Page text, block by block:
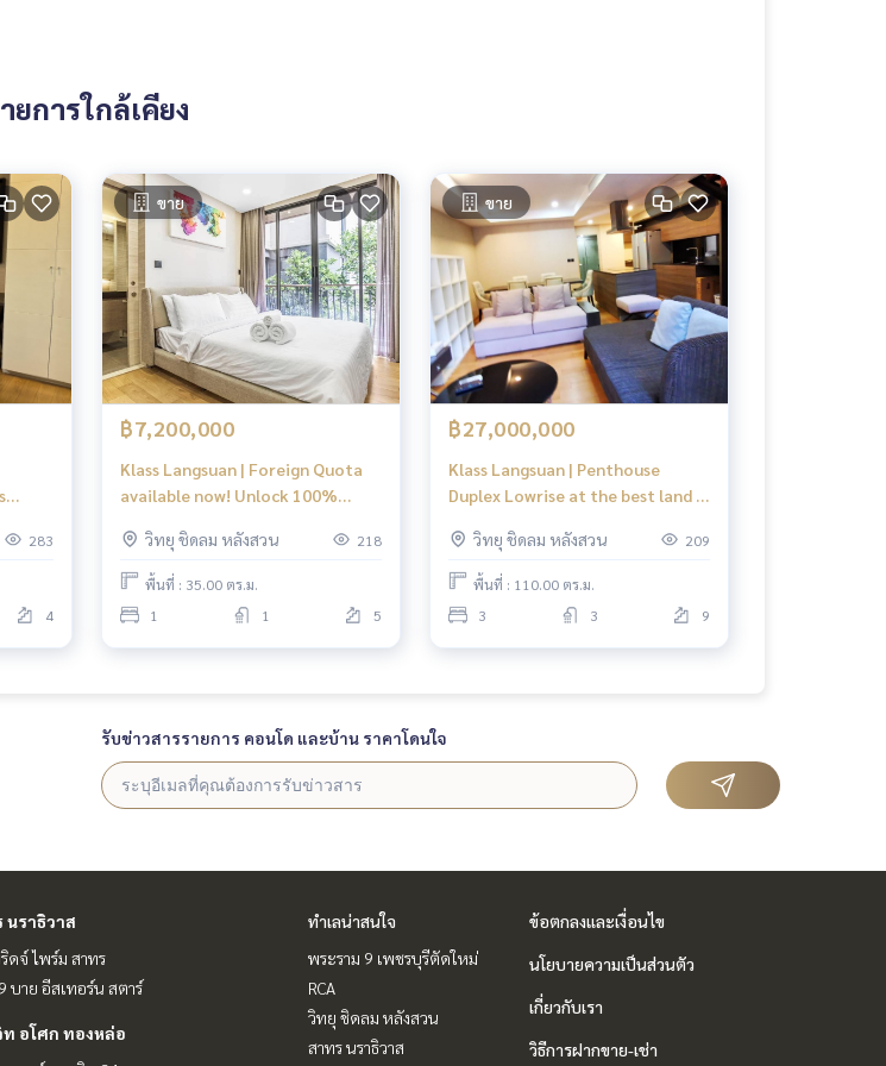
ยการใกล้เคียง
283
4
ขาย
฿7,200,000
Klass Langsuan | Foreign Quota
available now! Unlock 100%
วิทยุ ชิดลม หลังสวน
218
พื้นที่ : 35.00 ตร.ม.
1
1 5
ขาย
฿27,000,000
Klass Langsuan | Penthouse
Duplex Lowrise at the best land in
วิทยุ ชิดลม หลังสวน
209
พื้นที่ : 110.00 ตร.ม.
3
3 9
รับข่าวสารรายการ คอนโด และบ้าน ราคาโดนใจ
นราธิวาส
ดจ์ ไพร์ม สาทร
บาย อีสเทอร์น สตาร์
อโศก ทองหล่อ
ทำเลน่าสนใจ
พระราม 9 เพชรบุรีตัดใหม่
RCA
วิทยุ ชิดลม หลังสวน
สาทร นราธิวาส
ข้อตกลงและเงื่อนไข
นโยบายความเป็นส่วนตัว
เกี่ยวกับเรา
วิธีการฝากขาย-เช่า